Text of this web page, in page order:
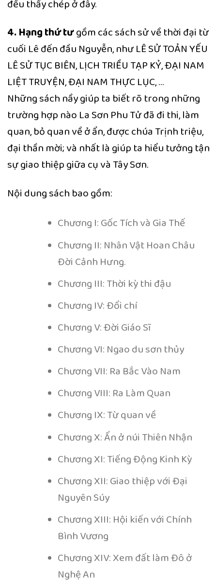
đều thấy chép ở đây.
4. Hạng thứ tưgồm các sách sử về thời đại từ
cuối Lê đến đầu Nguyễn, như LÊ SỬ TOẢN YẾU
LÊ SỬ TỤC BIÊN, LỊCH TRIỀU TẠP KỶ, ĐẠI NAM
LIỆT TRUYỆN, ĐẠI NAM THỰC LỤC, …
Những sách nầy giúp ta biết rõ trong những
trường hợp nào La Sơn Phu Tử đã đi thi, làm
quan, bỏ quan về ở ẩn, được chúa Trịnh triệu,
đại thần mời; và nhất là giúp ta hiểu tưởng tận
sự giao thiệp giữa cụ và Tây Sơn.
Nội dung sách bao gồm:
Chương I: Gốc Tích và Gia Thế
Chương II: Nhân Vật Hoan Châu
Đời Cảnh Hưng.
Chương III: Thời kỳ thi đậu
Chương IV: Đổi chí
Chương V: Đời Giáo Sĩ
Chương VI: Ngao du sơn thủy
Chương VII: Ra Bắc Vào Nam
Chương VIII: Ra Làm Quan
Chương IX: Từ quan về
Chương X: Ẩn ở núi Thiên Nhận
Chương XI: Tiếng Động Kinh Kỳ
Chương XII: Giao thiệp với Đại
Nguyên Súy
Chương XIII: Hội kiến với Chính
Bình Vương
Chương XIV: Xem đất làm Đô ở
Nghệ An